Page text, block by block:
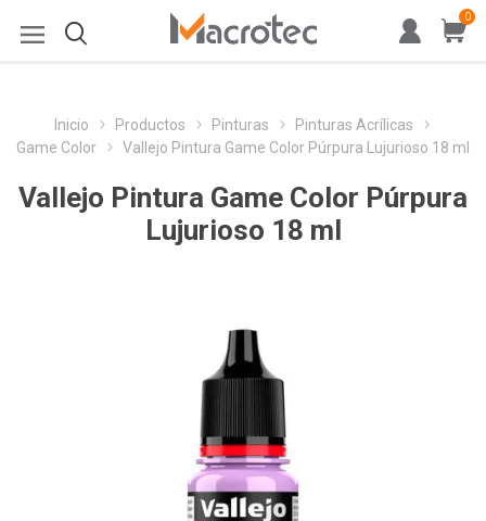
0
Inicio Productos Pinturas
Pinturas Acrílicas
Game Color
Vallejo Pintura Game Color Púrpura Lujurioso 18 ml
Vallejo Pintura Game Color Púrpura
Lujurioso 18 ml